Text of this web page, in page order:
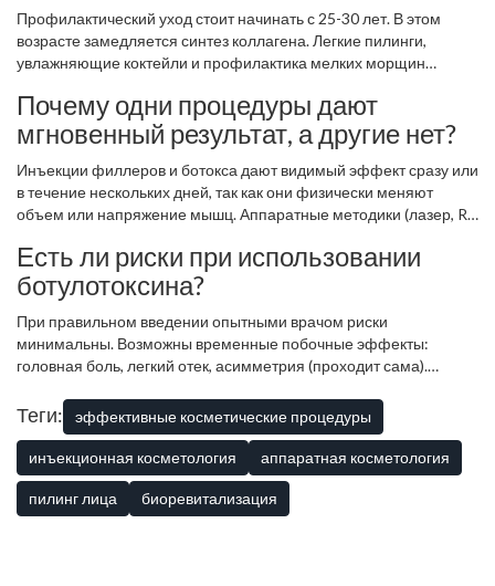
Профилактический уход стоит начинать с 25-30 лет. В этом
возрасте замедляется синтез коллагена. Легкие пилинги,
увлажняющие коктейли и профилактика мелких морщин
Почему одни процедуры дают
мгновенный результат, а другие нет?
Инъекции филлеров и ботокса дают видимый эффект сразу или
в течение нескольких дней, так как они физически меняют
объем или напряжение мышц. Аппаратные методики (лазер, RF,
организма. Выработка нового коллагена занимает время (от 1
до 3 месяцев), поэтому результат накопительный.
Есть ли риски при использовании
ботулотоксина?
При правильном введении опытными врачом риски
минимальны. Возможны временные побочные эффекты:
головная боль, легкий отек, асимметрия (проходит сама).
нарушением техники введения или использованием
контрафактного препарата.
Теги: эффективные косметические процедуры
инъекционная косметология аппаратная косметология
пилинг лица биоревитализация